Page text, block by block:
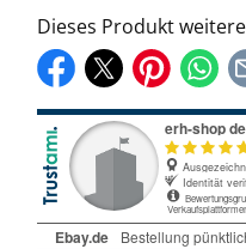
Dieses Produkt